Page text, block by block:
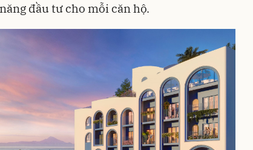
đầu tư cho mỗi căn hộ.